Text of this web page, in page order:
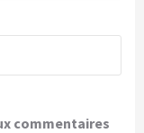
commentaires